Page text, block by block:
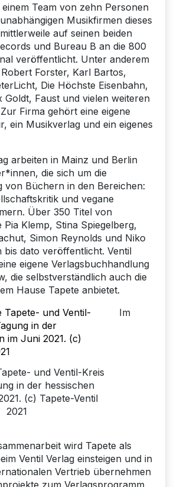
Team von zehn Personen
Musikfirmen dieses
auf seinen beiden
und Bureau B an die 800
veröffentlicht. Unter anderem
Forster, Karl Bartos,
Die Höchste Eisenbahn,
Goldt, Faust und vielen weiteren
Firma gehört eine eigene
ein Musikverlag und ein eigenes
arbeiten in Mainz und Berlin
die sich um die
von Büchern in den Bereichen:
und vegane
Über 350 Titel von
Klemp, Stina Spiegelberg,
Simon Reynolds und Niko
bis dato veröffentlicht. Ventil
eigene Verlagsbuchhandlung
die selbstverständlich auch die
Hause Tapete anbietet.
und Ventil-Kreis
in der hessischen
(c) Tapete-Ventil
2021
Im
wird Tapete als
Ventil Verlag einsteigen und in
Vertrieb übernehmen